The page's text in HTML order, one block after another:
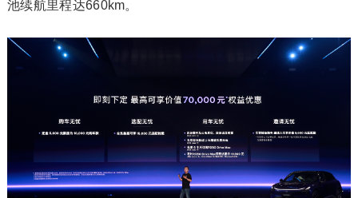
池续航里程达660km。